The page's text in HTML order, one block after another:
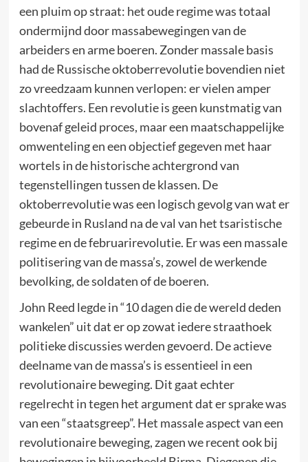
een pluim op straat: het oude regime was totaal
ondermijnd door massabewegingen van de
arbeiders en arme boeren. Zonder massale basis
had de Russische oktoberrevolutie bovendien niet
zo vreedzaam kunnen verlopen: er vielen amper
slachtoffers. Een revolutie is geen kunstmatig van
bovenaf geleid proces, maar een maatschappelijke
omwenteling en een objectief gegeven met haar
wortels in de historische achtergrond van
tegenstellingen tussen de klassen. De
oktoberrevolutie was een logisch gevolg van wat er
gebeurde in Rusland na de val van het tsaristische
regime en de februarirevolutie. Er was een massale
politisering van de massa’s, zowel de werkende
bevolking, de soldaten of de boeren.
John Reed legde in “10 dagen die de wereld deden
wankelen” uit dat er op zowat iedere straathoek
politieke discussies werden gevoerd. De actieve
deelname van de massa’s is essentieel in een
revolutionaire beweging. Dit gaat echter
regelrecht in tegen het argument dat er sprake was
van een “staatsgreep”. Het massale aspect van een
revolutionaire beweging, zagen we recent ook bij